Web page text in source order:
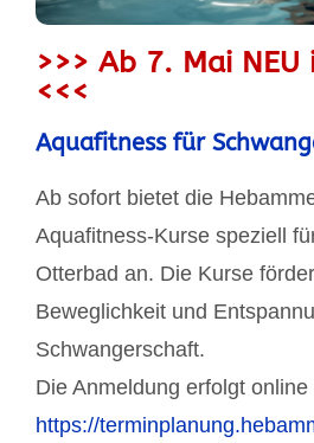
>>> Ab 7. Mai
<<<
Aquafitness für
Ab sofort bietet die
Aquafitness-Kurse speziell
Otterbad an. Die Kurse
Beweglichkeit und
Schwangerschaft.
Die Anmeldung erfolgt online
https://